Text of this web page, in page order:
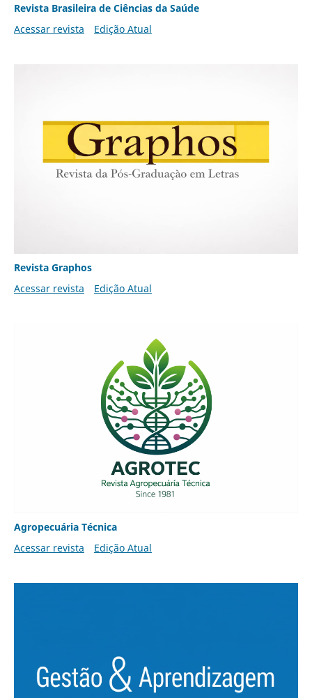
Revista Brasileira de Ciências da Saúde
Acessar revista
Edição Atual
Revista Graphos
Acessar revista
Edição Atual
Agropecuária Técnica
Acessar revista
Edição Atual